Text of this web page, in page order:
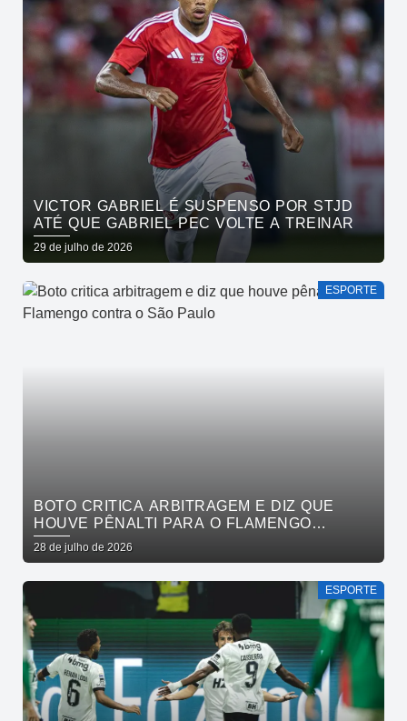
VICTOR GABRIEL É SUSPENSO POR STJD
ATÉ QUE GABRIEL PEC VOLTE A TREINAR
29 de julho de 2026
ESPORTE
BOTO CRITICA ARBITRAGEM E DIZ QUE
HOUVE PÊNALTI PARA O FLAMENGO
CONTRA O SÃO PAULO
28 de julho de 2026
ESPORTE